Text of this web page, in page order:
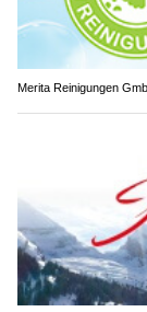
Merita Reinigungen